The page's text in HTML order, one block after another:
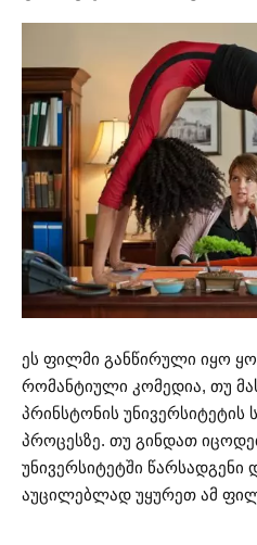
ეს ფილმი განწირული იყო
რომანტიული კომედია, თუ
პრინსტონის უნივერსიტეტის
პროცესზე. თუ გინდათ
უნივერსიტეტში წარსადგენი
აუცილებლად უყურეთ ამ